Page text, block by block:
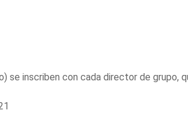
se inscriben con cada director de grupo,